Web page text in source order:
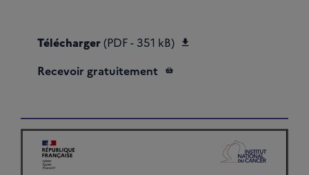
Télécharger(PDF - 351 kB)
Recevoir gratuitement